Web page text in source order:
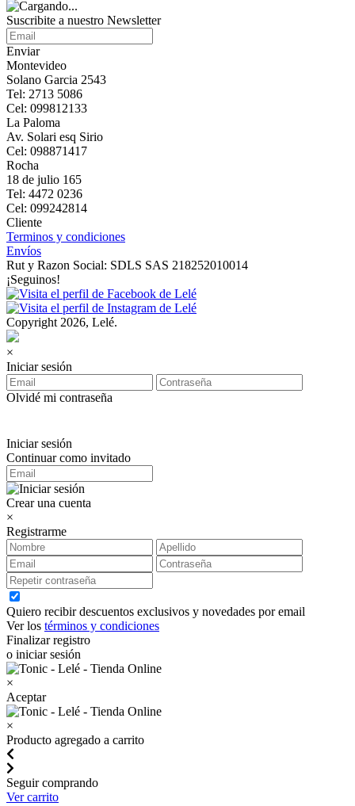
Suscribite a nuestro Newsletter
Enviar
Montevideo
Solano Garcia 2543
Tel: 2713 5086
Cel: 099812133
La Paloma
Av. Solari esq Sirio
Cel: 098871417
Rocha
18 de julio 165
Tel: 4472 0236
Cel: 099242814
Cliente
Terminos y condiciones
Envíos
Rut y Razon Social: SDLS SAS 218252010014
¡Seguinos!
Copyright 2026, Lelé.
×
Iniciar sesión
Olvidé mi contraseña
Iniciar sesión
Continuar como invitado
Crear una cuenta
×
Registrarme
Quiero recibir descuentos exclusivos y novedades por email
Ver los términos y condiciones
Finalizar registro
o iniciar sesión
×
Aceptar
×
Producto agregado a carrito
Seguir comprando
Ver carrito